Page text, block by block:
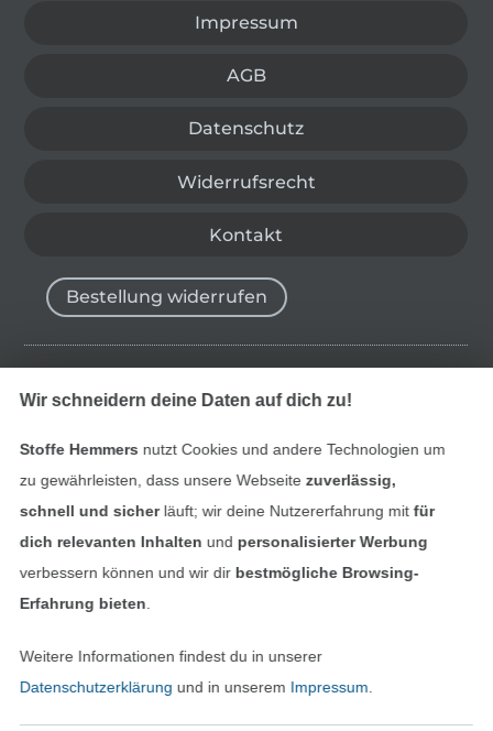
Impressum
AGB
Datenschutz
Widerrufsrecht
Kontakt
Bestellung widerrufen
Finde mehr Inspiration
Nederlands
In den niederländischen
Français
In den
Wir schneidern deine Daten auf dich zu!
Stoffe Hemmers nutzt Cookies und andere Technologien um
zu gewährleisten, dass unsere Webseite zuverlässig,
schnell und sicherläuft; wir deine Nutzererfahrung mitfür
dich relevanten Inhalten und personalisierter Werbung
verbessern können und wir dir bestmögliche Browsing-
Erfahrung bieten
Weitere Informationen findest du in unserer
Datenschutzerklärung und in unserem Impressum